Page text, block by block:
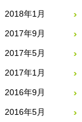
2018年1月
2017年9月
2017年5月
2017年1月
2016年9月
2016年5月